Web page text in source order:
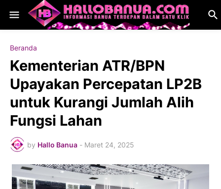
Beranda
Kementerian ATR/BPN
Upayakan Percepatan LP2B
untuk Kurangi Jumlah Alih
Fungsi Lahan
by Hallo Banua - Maret 24, 2025